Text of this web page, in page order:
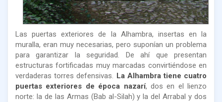
Las puertas exteriores de la Alhambra, insertas en la
muralla, eran muy necesarias, pero suponían un problema
para garantizar la seguridad. De ahí que presentan
estructuras fortificadas muy marcadas convirtiéndose en
verdaderas torres defensivas. La Alhambra tiene cuatro
puertas exteriores de época nazarí, dos en el lienzo
norte: la de las Armas (Bab al-Silah) y la del Arrabal y dos